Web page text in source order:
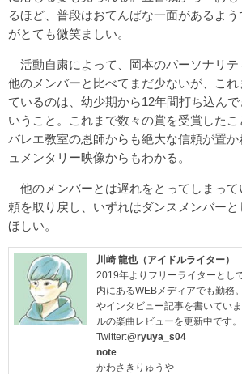
るほど、普段はおてんばな一面があるよ
がとても微笑ましい。
活動自粛によって、岡本のパーソナリテ
他のメンバーと比べてまだ少ないが、こ
ているのは、幼少期から12年間打ち込ん
いうこと。これまで数々の賞を受賞したこ
バレエ教室の恩師からも絶大な信頼が置
ュメンタリー映像からもわかる。
他のメンバーとは遅れをとってしまって
頼を取り戻し、いずれはダンスメンバー
ほしい。
川崎 龍也（アイドルライター）
2019年よりフリーライターとし
内にあるWEBメディアでも勤務
やインタビュー記事を書いてい
ルの楽曲レビューを更新中です。
Twitter:@ryuya_s04
note
かわさきりゅうや